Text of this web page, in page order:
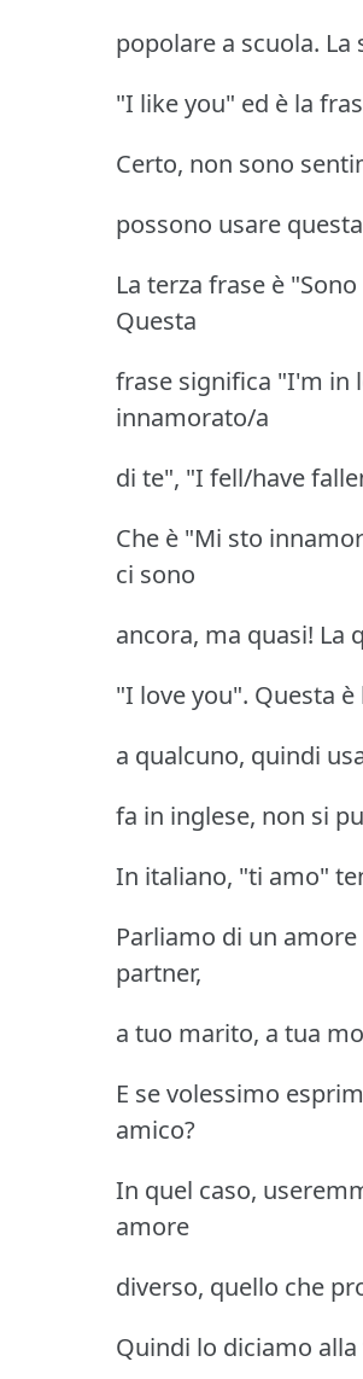
popolare a scuola. La
"I like you" ed è la
Certo, non sono
possono usare
La terza frase è
Questa
frase significa "I'm in
innamorato/a
di te", "I fell/have
Che è "Mi sto
ci sono
ancora, ma quasi! La
"I love you". Questa
a qualcuno, quindi
fa in inglese, non si
In italiano, "ti amo"
Parliamo di un
partner,
a tuo marito, a tua
E se volessimo
amico?
In quel caso,
amore
diverso, quello che
Quindi lo diciamo